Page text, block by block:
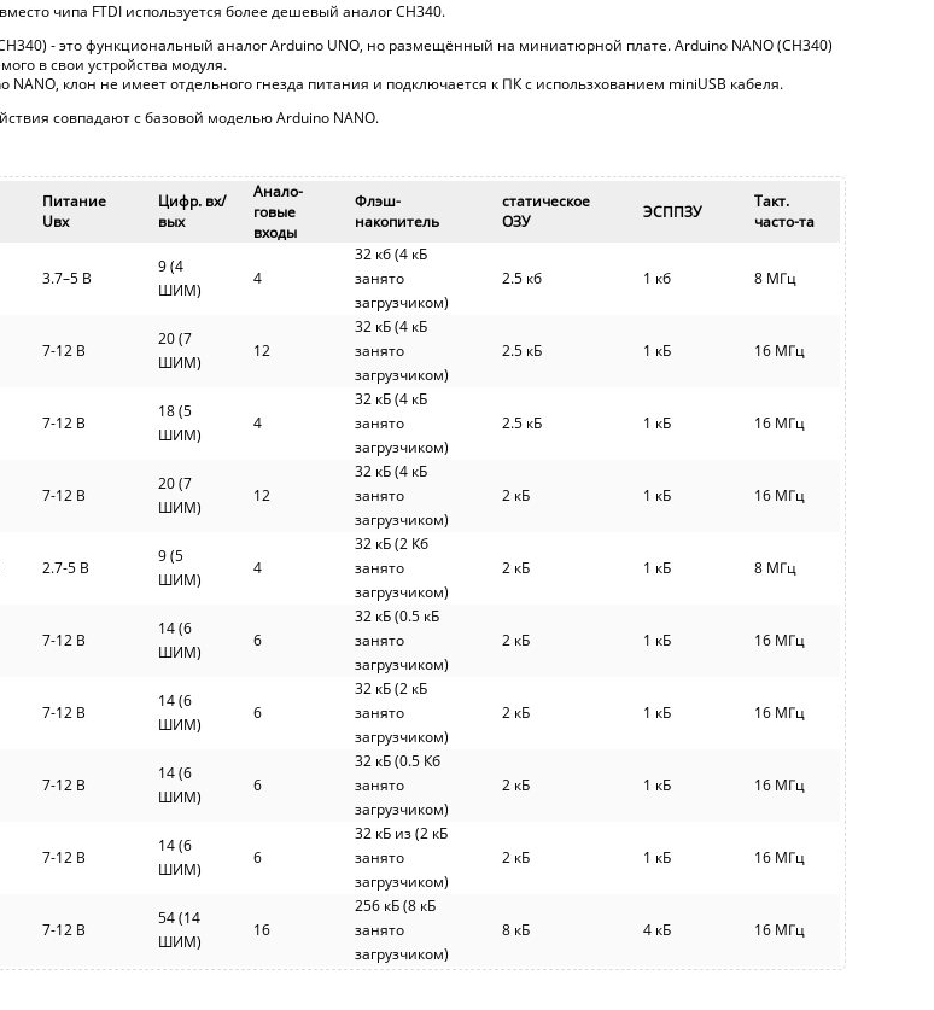
чипа FTDI используется более дешевый аналог CH340.
- это функциональный аналог Arduino UNO, но размещённый на миниатюрной плате.Arduino NANO (CH340)
в свои устройства модуля.
клон не имеет отдельного гнезда питания и подключается к ПК с использхованием miniUSB кабеля.
совпадают с базовой моделью Arduino NANO.
Питание
Uвх
Цифр. вх/
вых
Анало-
говые
входы
Флэш-
накопитель
статическое
ОЗУ
ЭСППЗУ
Такт.
часто-та
3.7–5 В
9 (4
ШИМ)
4
32 кб (4 кБ
занято
загрузчиком)
2.5 кб 1 кб 8 МГц
7-12 В
20 (7
ШИМ)
12
32 кБ (4 кБ
занято
загрузчиком)
2.5 кБ 1 кБ 16 МГц
7-12 В
18 (5
ШИМ)
4
32 кБ (4 кБ
занято
загрузчиком)
2.5 кБ 1 кБ 16 МГц
7-12 В
20 (7
ШИМ)
12
32 кБ (4 кБ
занято
загрузчиком)
2 кБ 1 кБ 16 МГц
2.7-5 В
9 (5
ШИМ)
4
32 кБ (2 Кб
занято
загрузчиком)
2 кБ 1 кБ 8 МГц
7-12 В
14 (6
ШИМ)
6
32 кБ (0.5 кБ
занято
загрузчиком)
2 кБ 1 кБ 16 МГц
7-12 В
14 (6
ШИМ)
6
32 кБ (2 кБ
занято
загрузчиком)
2 кБ 1 кБ 16 МГц
7-12 В
14 (6
ШИМ)
6
32 кБ (0.5 Кб
занято
загрузчиком)
2 кБ 1 кБ 16 МГц
7-12 В
14 (6
ШИМ)
6
32 кБ из (2 кБ
занято
загрузчиком)
2 кБ 1 кБ 16 МГц
7-12 В
54 (14
ШИМ)
16
256 кБ (8 кБ
занято
загрузчиком)
8 кБ 4 кБ 16 МГц